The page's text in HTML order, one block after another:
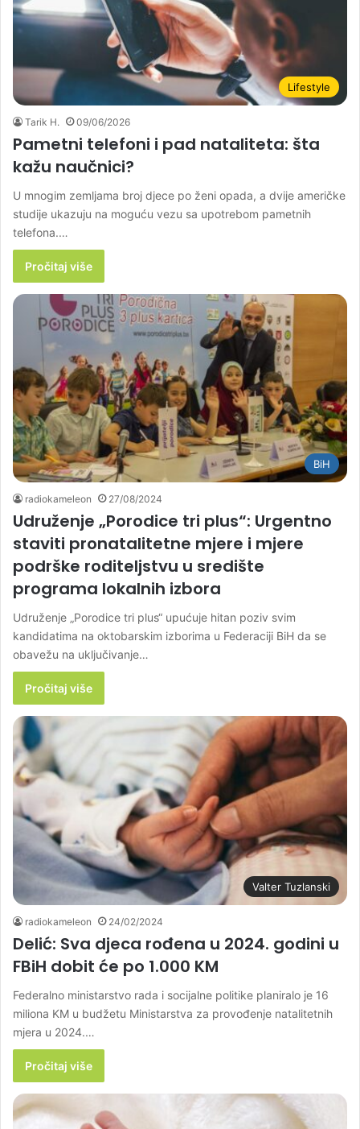
Lifestyle
Tarik H. 09/06/2026
Pametni telefoni i pad nataliteta: šta
kažu naučnici?
U mnogim zemljama broj djece po ženi opada, a dvije američke
studije ukazuju na moguću vezu sa upotrebom pametnih
telefona.…
Pročitaj više
BiH
radiokameleon 27/08/2024
Udruženje „Porodice tri plus“: Urgentno
staviti pronatalitetne mjere i mjere
podrške roditeljstvu u središte
programa lokalnih izbora
Udruženje „Porodice tri plus“ upućuje hitan poziv svim
kandidatima na oktobarskim izborima u Federaciji BiH da se
obavežu na uključivanje…
Pročitaj više
Valter Tuzlanski
radiokameleon 24/02/2024
Delić: Sva djeca rođena u 2024. godini u
FBiH dobit će po 1.000 KM
Federalno ministarstvo rada i socijalne politike planiralo je 16
miliona KM u budžetu Ministarstva za provođenje natalitetnih
mjera u 2024.…
Pročitaj više